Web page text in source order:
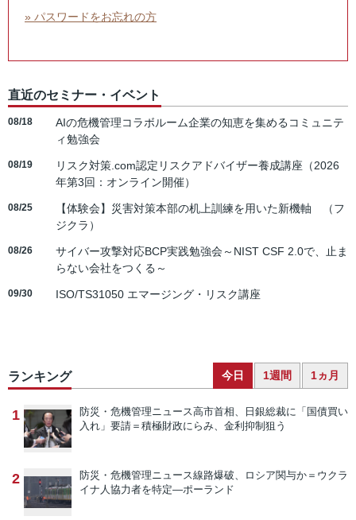
» パスワードをお忘れの方
直近のセミナー・イベント
08/18
AIの危機管理コラボルーム企業の知恵を集めるコミュニテ
ィ勉強会
08/19
リスク対策.com認定リスクアドバイザー養成講座（2026
年第3回：オンライン開催）
08/25
【体験会】災害対策本部の机上訓練を用いた新機軸 （フ
ジクラ）
08/26
サイバー攻撃対応BCP実践勉強会～NIST CSF 2.0で、止ま
らない会社をつくる～
09/30 ISO/TS31050 エマージング・リスク講座
ランキング 今日 1週間 1ヵ月
1 防災・危機管理ニュース高市首相、日銀総裁に「国債買い
入れ」要請＝積極財政にらみ、金利抑制狙う
2 防災・危機管理ニュース線路爆破、ロシア関与か＝ウクラ
イナ人協力者を特定―ポーランド